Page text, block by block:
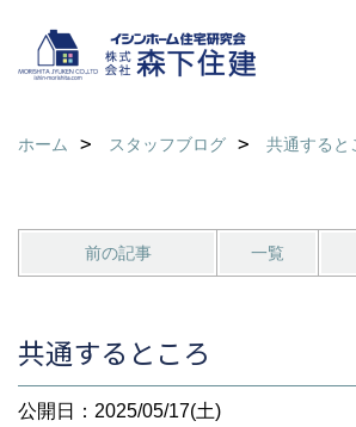
ホーム スタッフブログ 共通すると
前の記事 一覧
共通するところ
公開日：2025/05/17(土)